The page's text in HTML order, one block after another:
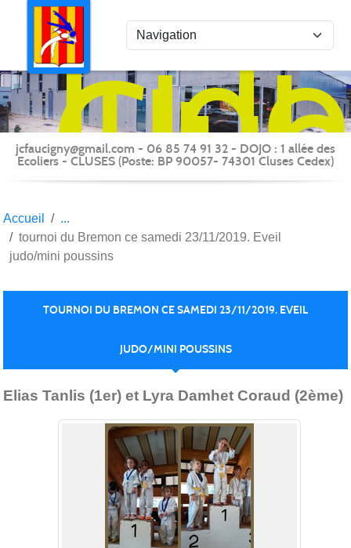
Judo
du
-
jcfaucigny@gmail.com - 06 85 74 91 32 - DOJO : 1 allée des
Ecoliers - CLUSES (Poste: BP 90057- 74301 Cluses Cedex)
Accueil
tournoi du Bremon ce samedi 23/11/2019. Eveil
judo/mini poussins
TOURNOI DU BREMON CE SAMEDI 23/11/2019. EVEIL
JUDO/MINI POUSSINS
Elias Tanlis (1er) et Lyra Damhet Coraud (2ème)
Panneau de gestion des cookies